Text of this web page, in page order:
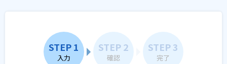
STEP 1
入力
STEP 2
確認
STEP 3
完了